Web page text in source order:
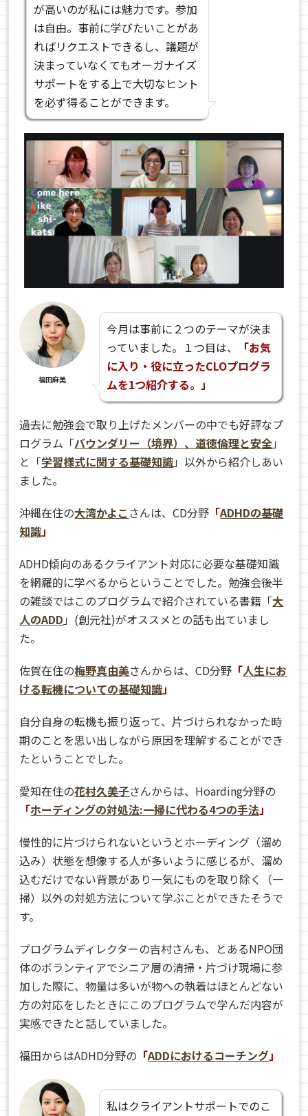
が高いのが私には魅力です。参加
は自由。事前に学びたいことがあ
ればリクエストできるし、議題が
決まっていなくてもオーガナイズ
サポートをする上で大切なヒント
を必ず得ることができます。
福田麻美
今月は事前に２つのテーマが決ま
っていました。１つ目は、
「お気
に入り・役に立ったCLOプログラ
ムを1つ紹介する。」
過去に勉強会で取り上げたメンバーの中でも好評なプ
ログラム「バウンダリー（境界）、道徳倫理と安全」
と「学習様式に関する基礎知識」以外から紹介しあい
ました。
沖縄在住の大湾かよこ さんは、CD分野 「ADHDの基礎
知識」
ADHD傾向のあるクライアント対応に必要な基礎知識
を網羅的に学べるからということでした。勉強会後半
の雑談ではこのプログラムで紹介されている書籍「大
人のADD 」(創元社)がオススメとの話も出ていまし
た。
佐賀在住の梅野真由美さんからは、CD分野 「人生にお
ける転機についての基礎知識」
自分自身の転機も振り返って、片づけられなかった時
期のことを思い出しながら原因を理解することができ
たということでした。
愛知在住の花村久美子さんからは、Hoarding分野の
「ホーディングの対処法:一掃に代わる4つの手法」
慢性的に片づけられないというとホーディング（溜め
込み）状態を想像する人が多いように感じるが、溜め
込むだけでない背景があり一気にものを取り除く（一
掃）以外の対処方法について学ぶことができたそうで
す。
プログラムディレクターの吉村さんも、とあるNPO団
体のボランティアでシニア層の清掃・片づけ現場に参
加した際に、物量は多いが物への執着はほとんどない
方の対応をしたときにこのプログラムで学んだ内容が
実感できたと話していました。
福田からはADHD分野の 「ADDにおけるコーチング」
私はクライアントサポートでのこ